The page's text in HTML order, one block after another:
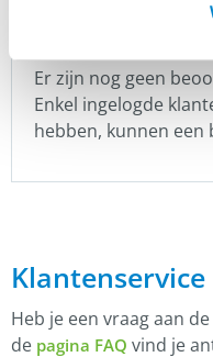
Er zijn nog geen
Enkel ingelogde
hebben, kunnen
Klantenservice
Heb je een vraag aan
de pagina FAQ vind je